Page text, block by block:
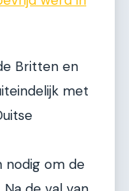
Britten en
met
nodig om de